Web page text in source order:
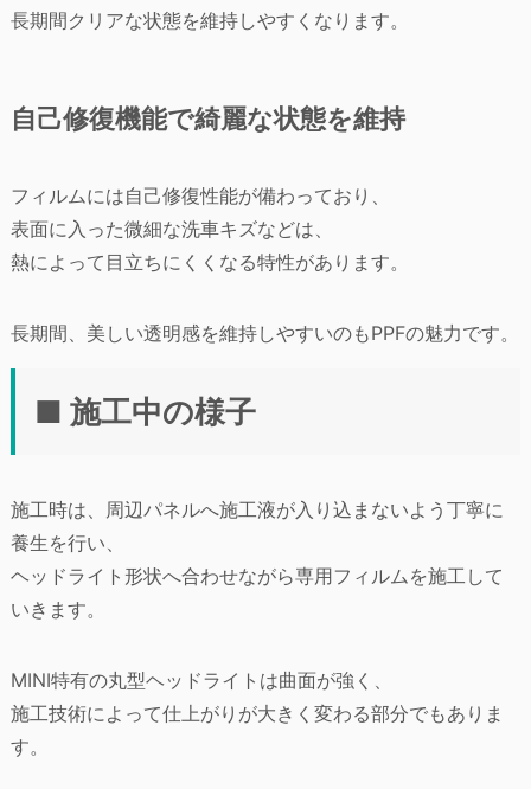
長期間クリアな状態を維持しやすくなります。
自己修復機能で綺麗な状態を維持
フィルムには自己修復性能が備わっており、
表面に入った微細な洗車キズなどは、
熱によって目立ちにくくなる特性があります。
長期間、美しい透明感を維持しやすいのもPPFの魅力です。
■ 施工中の様子
施工時は、周辺パネルへ施工液が入り込まないよう丁寧に
養生を行い、
ヘッドライト形状へ合わせながら専用フィルムを施工して
いきます。
MINI特有の丸型ヘッドライトは曲面が強く、
施工技術によって仕上がりが大きく変わる部分でもありま
す。